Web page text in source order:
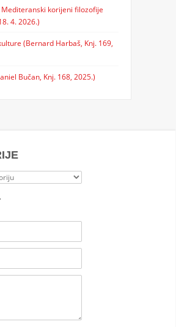
Mediteranski korijeni filozofije
4. 2026.)
(Bernard Harbaš, Knj. 169,
Bučan, Knj. 168, 2025.)